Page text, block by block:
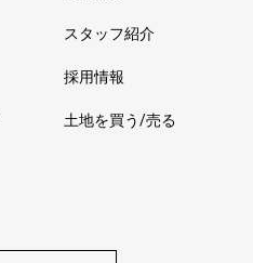
スタッフ紹介
採用情報
土地を買う/売る